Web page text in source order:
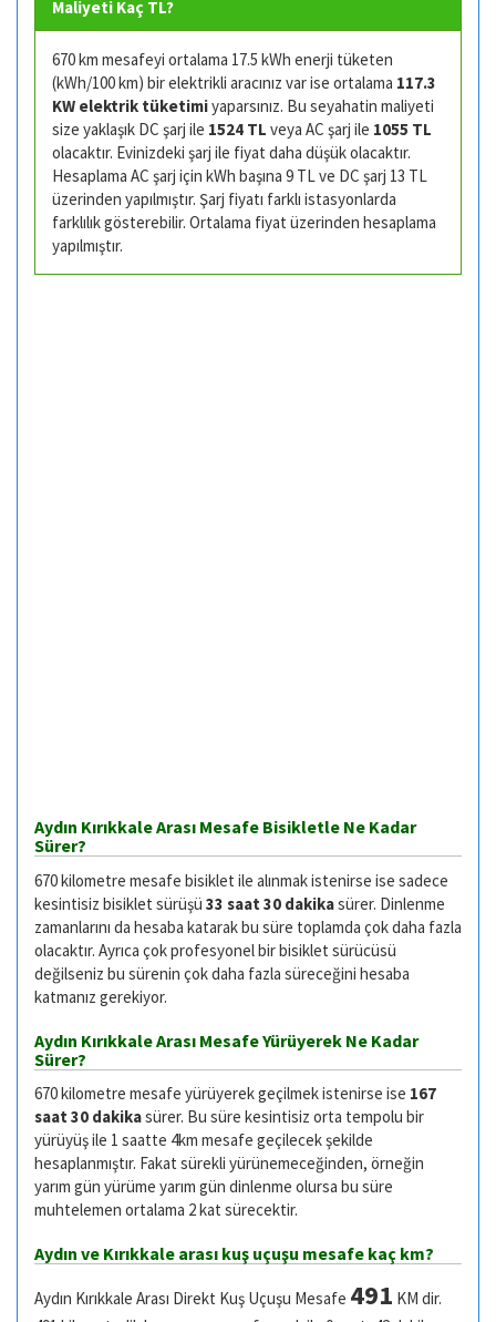
Maliyeti Kaç TL?
670 km mesafeyi ortalama 17.5 kWh enerji tüketen
(kWh/100 km) bir elektrikli aracınız var ise ortalama 117.3
KW elektrik tüketimiyaparsınız. Bu seyahatin maliyeti
size yaklaşık DC şarj ile 1524 TL veya AC şarj ile 1055 TL
olacaktır. Evinizdeki şarj ile fiyat daha düşük olacaktır.
Hesaplama AC şarj için kWh başına 9 TL ve DC şarj 13 TL
üzerinden yapılmıştır. Şarj fiyatı farklı istasyonlarda
farklılık gösterebilir. Ortalama fiyat üzerinden hesaplama
yapılmıştır.
Aydın Kırıkkale Arası Mesafe Bisikletle Ne Kadar
Sürer?
670 kilometre mesafe bisiklet ile alınmak istenirse ise sadece
kesintisiz bisiklet sürüşü 33 saat 30 dakikasürer. Dinlenme
zamanlarını da hesaba katarak bu süre toplamda çok daha fazla
olacaktır. Ayrıca çok profesyonel bir bisiklet sürücüsü
değilseniz bu sürenin çok daha fazla süreceğini hesaba
katmanız gerekiyor.
Aydın Kırıkkale Arası Mesafe Yürüyerek Ne Kadar
Sürer?
670 kilometre mesafe yürüyerek geçilmek istenirse ise 167
saat 30 dakikasürer. Bu süre kesintisiz orta tempolu bir
yürüyüş ile 1 saatte 4km mesafe geçilecek şekilde
hesaplanmıştır. Fakat sürekli yürünemeceğinden, örneğin
yarım gün yürüme yarım gün dinlenme olursa bu süre
muhtelemen ortalama 2 kat sürecektir.
Aydın ve Kırıkkale arası kuş uçuşu mesafe kaç km?
Aydın Kırıkkale Arası Direkt Kuş Uçuşu Mesafe 491 KM dir.